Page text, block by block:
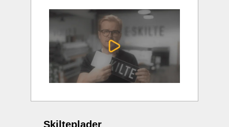
Skilteplader